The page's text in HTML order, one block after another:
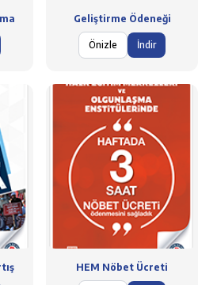
Geliştirme Ödeneği
Önizle İndir
HEM Nöbet Ücreti